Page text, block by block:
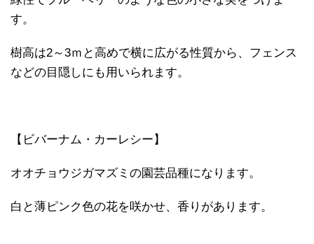
す。
樹高は2～3ｍと高めで横に広がる性質から、フェンス
などの目隠しにも用いられます。
【ビバーナム・カーレシー】
オオチョウジガマズミの園芸品種になります。
白と薄ピンク色の花を咲かせ、香りがあります。